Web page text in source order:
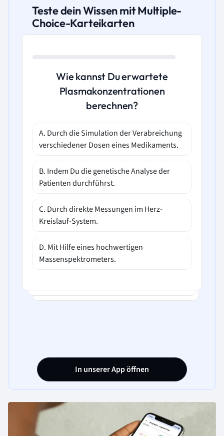
Teste dein Wissen mit Multiple-
Choice-Karteikarten
Wie kannst Du erwartete
Plasmakonzentrationen
berechnen?
A. Durch die Simulation der Verabreichung
verschiedener Dosen eines Medikaments.
B. Indem Du die genetische Analyse der
Patienten durchführst.
C. Durch direkte Messungen im Herz-
Kreislauf-System.
D. Mit Hilfe eines hochwertigen
Massenspektrometers.
In unserer App öffnen